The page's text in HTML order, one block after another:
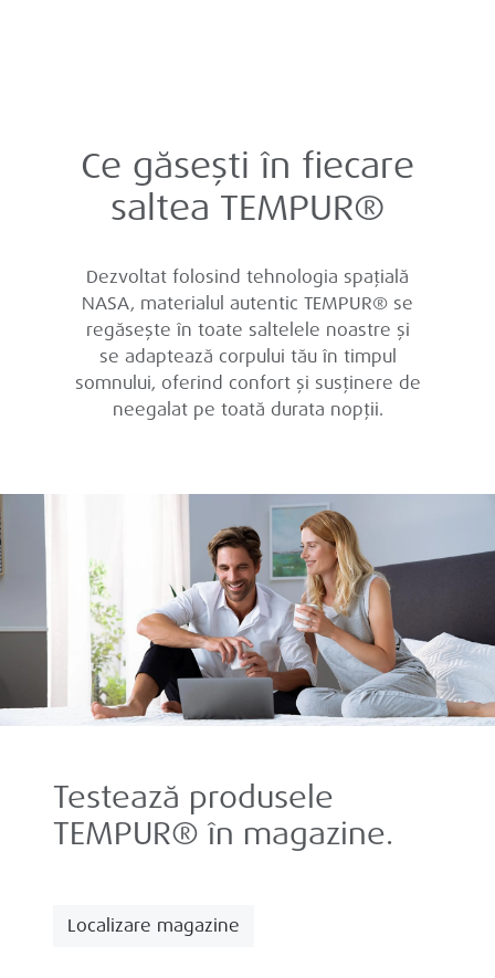
Ce găsești în fiecare
saltea TEMPUR®
Dezvoltat folosind tehnologia spațială
NASA, materialul autentic TEMPUR® se
regăsește în toate saltelele noastre și
se adaptează corpului tău în timpul
somnului, oferind confort și susținere de
neegalat pe toată durata nopții.
Testează produsele
TEMPUR® în magazine.
Localizare magazine